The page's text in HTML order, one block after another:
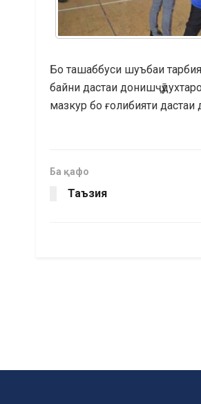
Бо ташаббуси шуъбаи
байни дастаи
мазкур бо ғолибияти дастаи
Ба қафо
Таъзия